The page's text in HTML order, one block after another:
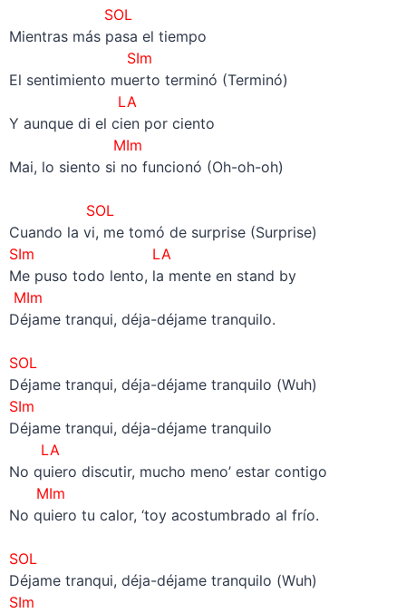
SOL
Mientras más pasa el tiempo
SIm
El sentimiento muerto terminó (Terminó)
LA
Y aunque di el cien por ciento
MIm
Mai, lo siento si no funcionó (Oh-oh-oh)
SOL
Cuando la vi, me tomó de surprise (Surprise)
SIm LA
Me puso todo lento, la mente en stand by
MIm
Déjame tranqui, déja-déjame tranquilo.
SOL
Déjame tranqui, déja-déjame tranquilo (Wuh)
SIm
Déjame tranqui, déja-déjame tranquilo
LA
No quiero discutir, mucho meno’ estar contigo
MIm
No quiero tu calor, ‘toy acostumbrado al frío.
SOL
Déjame tranqui, déja-déjame tranquilo (Wuh)
SIm